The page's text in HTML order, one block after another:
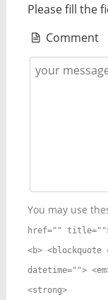
Please fill the
Comment
You may use
href=""
<b>
datetime="">
<strong>